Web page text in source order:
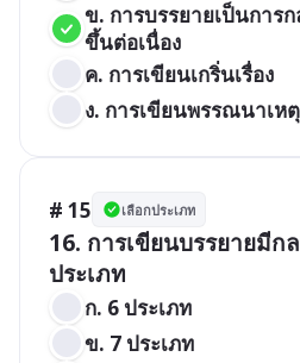
ข. การบรรยายเป็นการ
ขึ้นต่อเนื่อง
ค. การเขียนเกริ่นเรื่อง
ง. การเขียนพรรณนาเ
# 15 เลือกประเภท
16. การเขียนบรรยายมีก
ประเภท
ก. 6 ประเภท
ข. 7 ประเภท